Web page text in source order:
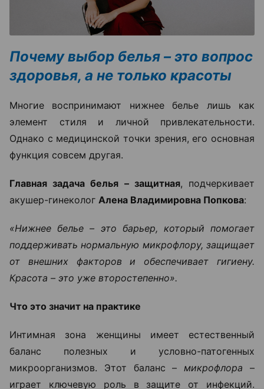
Почему выбор белья – это вопрос
здоровья, а не только красоты
Многие воспринимают нижнее белье лишь как
элемент стиля и личной привлекательности.
Однако с медицинской точки зрения, его основная
функция совсем другая.
Главная задача белья – защитная, подчеркивает
акушер-гинеколог Алена Владимировна Попкова:
«Нижнее белье – это барьер, который помогает
поддерживать нормальную микрофлору, защищает
от внешних факторов и обеспечивает гигиену.
Красота – это уже второстепенно».
Что это значит на практике
Интимная зона женщины имеет естественный
баланс полезных и условно-патогенных
микроорганизмов. Этот баланс –микрофлора –
играет ключевую роль в защите от инфекций.